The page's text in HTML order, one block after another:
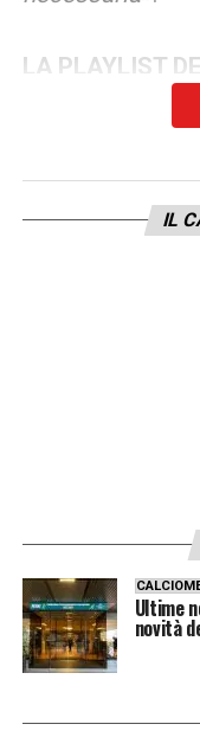
LA PLAYLIST
IL
Ultime
novità